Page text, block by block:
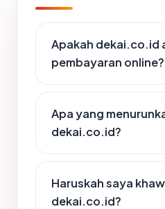
Apakah dekai.co.id
pembayaran online?
Apa yang
dekai.co.id?
Haruskah saya
dekai.co.id?